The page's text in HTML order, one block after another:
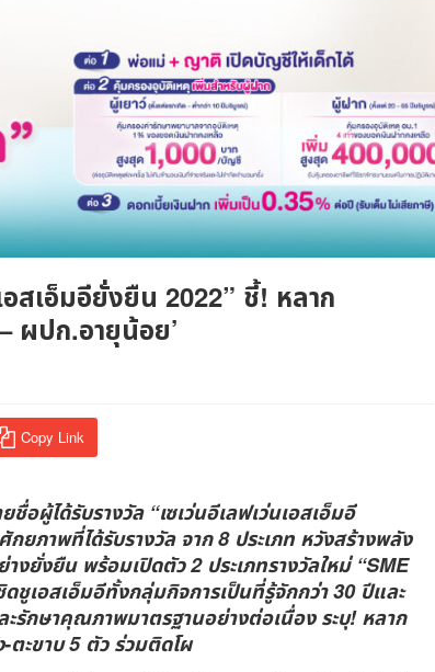
อสเอ็มอียั่งยืน 2022” ชี้! หลาก
ผปก.อายุน้อย’
Copy Link
อผู้ได้รับรางวัล “เซเว่นอีเลฟเว่นเอสเอ็มอี
ยภาพที่ได้รับรางวัล จาก 8 ประเภท หวังสร้างพลัง
งยั่งยืน พร้อมเปิดตัว 2 ประเภทรางวัลใหม่ “SME
ชูเอสเอ็มอีทั้งกลุ่มกิจการเป็นที่รู้จักกว่า 30 ปีและ
กษาคุณภาพมาตรฐานอย่างต่อเนื่อง ระบุ! หลาก
ะขาบ 5 ตัว ร่วมติดโผ